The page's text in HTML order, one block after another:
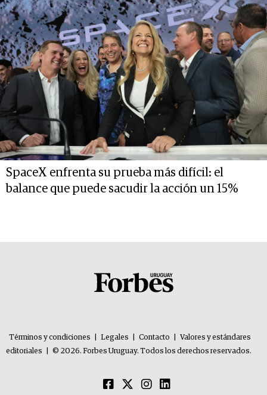
SpaceX enfrenta su prueba más difícil: el
balance que puede sacudir la acción un 15%
Términos y condiciones Legales Contacto
Valores y estándares
editoriales
© 2026. Forbes Uruguay. Todos los derechos reservados.